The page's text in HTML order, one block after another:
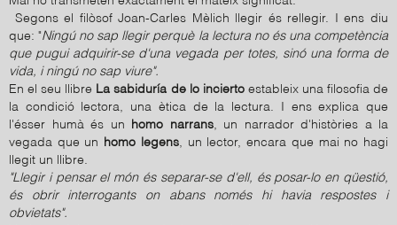
Segons el filòsof Joan-Carles Mèlich llegir és rellegir. I ens diu
que: " Ningú no sap llegir perquè la lectura no és una competència
que pugui adquirir-se d'una vegada per totes, sinó una forma de
vida, i ningú no sap viure".
En el seu llibre La sabiduría de lo inciertoestableix una filosofia de
la condició lectora, una ètica de la lectura. I ens explica que
l'ésser humà és un homo narrans, un narrador d'històries a la
vegada que un homo legens, un lector, encara que mai no hagi
llegit un llibre.
"Llegir i pensar el món és separar-se d'ell, és posar-lo en qüestió,
és obrir interrogants on abans només hi havia respostes i
obvietats".